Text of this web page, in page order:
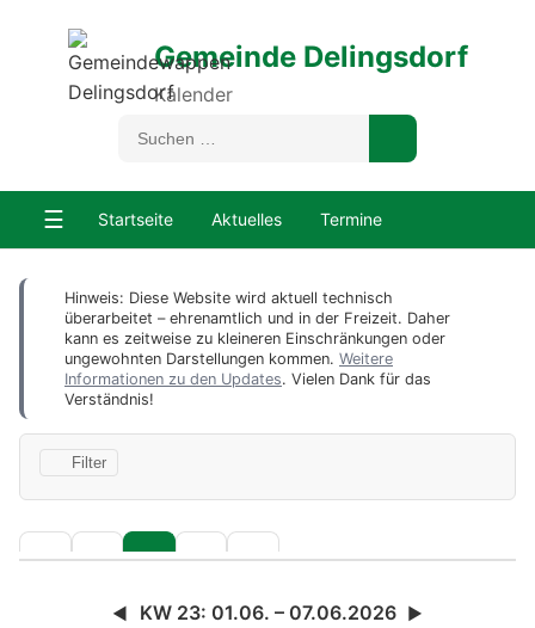
Gemeinde Delingsdorf
Kalender
☰ Startseite Aktuelles Termine
Hinweis: Diese Website wird aktuell technisch
überarbeitet – ehrenamtlich und in der Freizeit. Daher
kann es zeitweise zu kleineren Einschränkungen oder
ungewohnten Darstellungen kommen. Weitere
Informationen zu den Updates. Vielen Dank für das
Verständnis!
Filter
◀ KW 23: 01.06. – 07.06.2026 ▶